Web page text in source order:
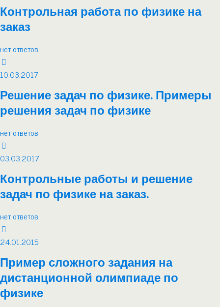
Контрольная работа по физике на
заказ
нет ответов
10.03.2017
Решение задач по физике. Примеры
решения задач по физике
нет ответов
03.03.2017
Контрольные работы и решение
задач по физике на заказ.
нет ответов
24.01.2015
Пример сложного задания на
дистанционной олимпиаде по
физике